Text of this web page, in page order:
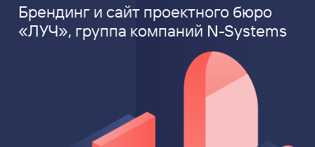
Брендинг и сайт проектного бюро
«ЛУЧ», группа компаний N-Systems